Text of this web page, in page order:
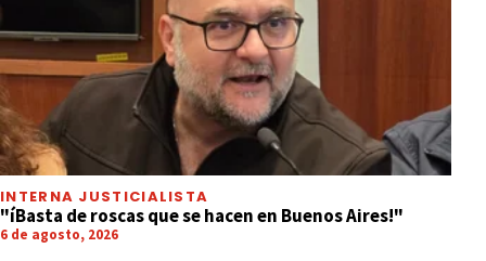
INTERNA JUSTICIALISTA
"íBasta de roscas que se hacen en Buenos Aires!"
6 de agosto, 2026